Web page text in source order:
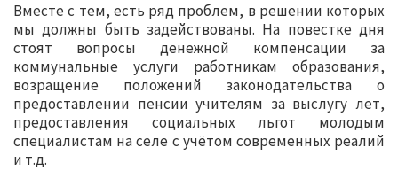
Вместе с тем, есть ряд проблем, в решении которых
мы должны быть задействованы. На повестке дня
стоят вопросы денежной компенсации за
коммунальные услуги работникам образования,
возращение положений законодательства о
предоставлении пенсии учителям за выслугу лет,
предоставления социальных льгот молодым
специалистам на селе с учётом современных реалий
и т.д.